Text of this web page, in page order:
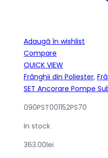
Adaugă în wishlist
Compare
QUICK VIEW
Frânghii din Poliester,
SET Ancorare Pompe
090PST001152PS70
In stock
363.00lei